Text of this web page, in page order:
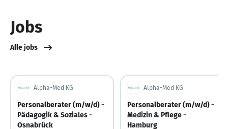
Jobs
Alle jobs
Alpha-Med KG
Personalberater (m/w/d) -
Pädagogik & Soziales -
Osnabrück
Alpha-Med KG
Personalberater (m/w/d) -
Medizin & Pflege -
Hamburg